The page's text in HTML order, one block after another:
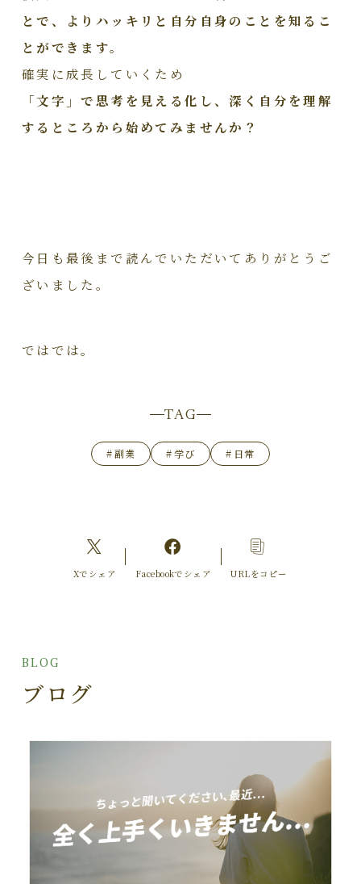
とで、よりハッキリと自分自身のことを知るこ
とができます。
確実に成長していくため
「文字」で思考を見える化し、深く自分を理解
するところから始めてみませんか？
今日も最後まで読んでいただいてありがとうご
ざいました。
ではでは。
TAG
#副業 #学び # 日常
Xでシェア Facebookでシェア URLをコピー
BLOG
ブログ